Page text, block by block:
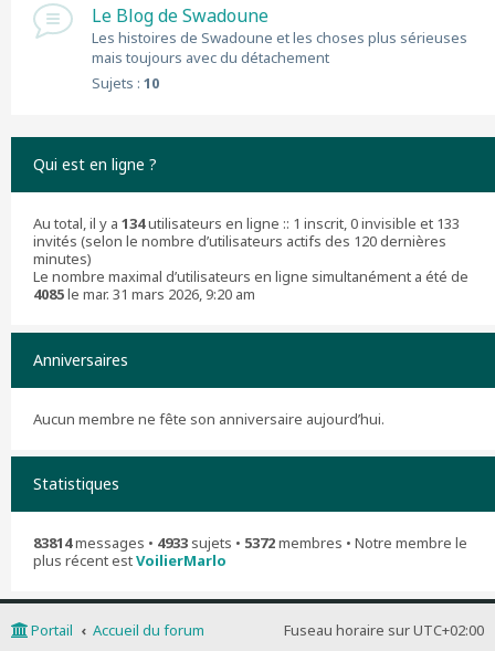
Le Blog de Swadoune
Les histoires de Swadoune et les choses plus sérieuses
mais toujours avec du détachement
Sujets : 10
Qui est en ligne ?
Au total, il y a 134utilisateurs en ligne :: 1 inscrit, 0 invisible et 133
invités (selon le nombre d’utilisateurs actifs des 120 dernières
minutes)
Le nombre maximal d’utilisateurs en ligne simultanément a été de
4085le mar. 31 mars 2026, 9:20 am
Anniversaires
Aucun membre ne fête son anniversaire aujourd’hui.
Statistiques
83814messages • 4933 sujets • 5372membres • Notre membre le
plus récent estVoilierMarlo
Fuseau horaire surUTC+02:00
Portail Accueil du forum